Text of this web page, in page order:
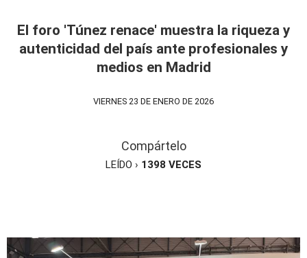
El foro 'Túnez renace' muestra la riqueza y
autenticidad del país ante profesionales y
medios en Madrid
VIERNES 23 DE ENERO DE 2026
Compártelo
LEÍDO › 1398 VECES